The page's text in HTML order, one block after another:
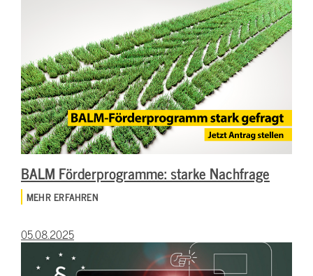
BALM Förderprogramme: starke Nachfrage
MEHR ERFAHREN
05.08.2025